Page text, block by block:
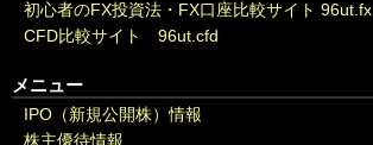
初心者のFX投資法・FX口座比較サイト 96ut.fx
CFD比較サイト 96ut.cfd
メニュー
IPO（新規公開株）情報
株主優待情報